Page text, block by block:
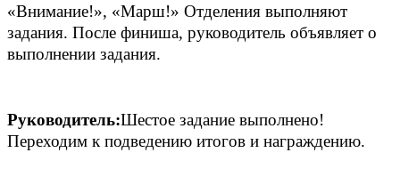
«Внимание!», «Марш!» Отделения выполняют
задания. После финиша, руководитель объявляет о
выполнении задания.
Руководитель:Шестое задание выполнено!
Переходим к подведению итогов и награждению.